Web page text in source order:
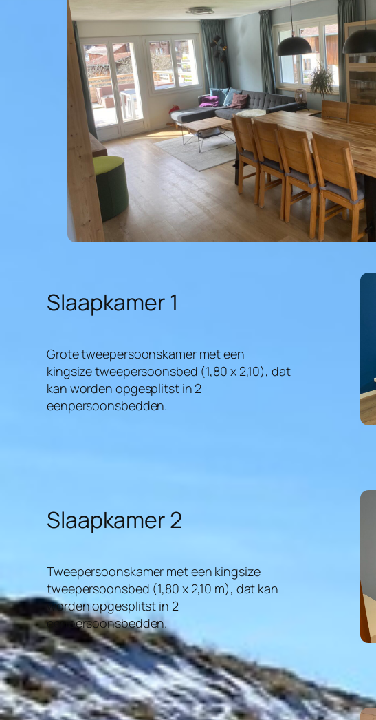
Slaapkamer 1
Grote tweepersoonskamer met een
kingsize tweepersoonsbed (1,80 x 2,10), dat
kan worden opgesplitst in 2
eenpersoonsbedden.
Slaapkamer 2
Tweepersoonskamer met een kingsize
tweepersoonsbed (1,80 x 2,10 m), dat kan
worden opgesplitst in 2
eenpersoonsbedden.